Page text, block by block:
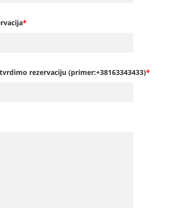
*
rezervaciju (primer:+38163343433)*